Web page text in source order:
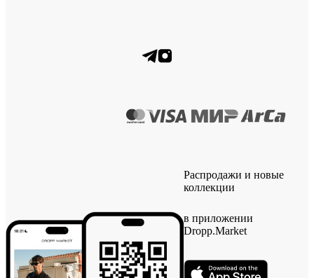
Распродажи и новые
коллекции
в приложении
Dropp.Market